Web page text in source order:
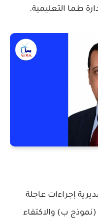
طما التعليمية.
إجراءات عاجلة
ب) والاكتفاء